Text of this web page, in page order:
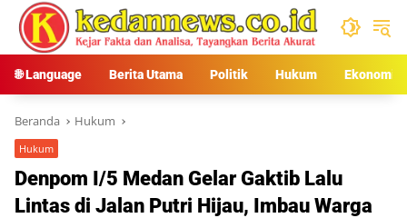
Langsung
konten
🌐 Language Berita Utama Politik Hukum Ekonomi
Beranda Hukum
Hukum
Denpom I/5 Medan Gelar Gaktib Lalu
Lintas di Jalan Putri Hijau, Imbau Warga